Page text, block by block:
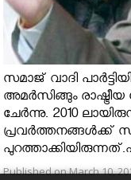
സമാജ് വാദി
അമർസിങ്ങും
ചേര്‍ന്നു. 2010
പ്രവർത്തനങ്ങൾക്ക്
Published on March 10,